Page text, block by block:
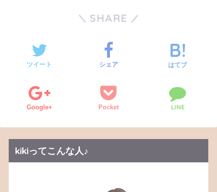
SHARE
ツイート シェア はてブ
Google+ Pocket LINE
kikiってこんな人♪